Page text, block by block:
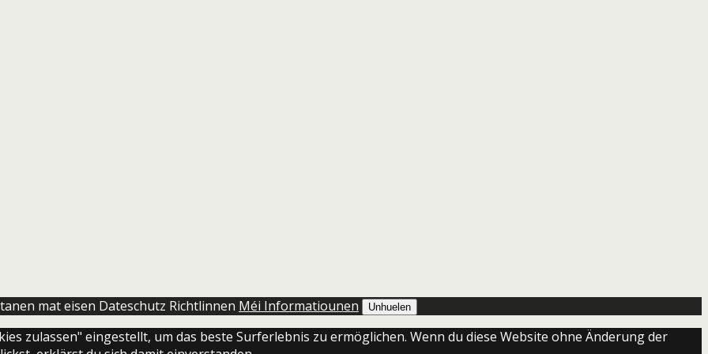
mat eisen Dateschutz Richtlinnen Méi Informatiounen Unhuelen
zulassen" eingestellt, um das beste Surferlebnis zu ermöglichen. Wenn du diese Website ohne Änderung der